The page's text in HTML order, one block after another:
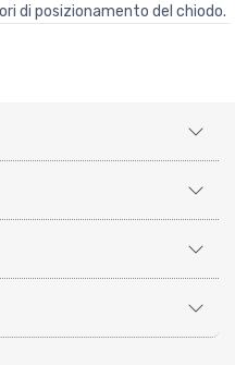
di posizionamento del chiodo.